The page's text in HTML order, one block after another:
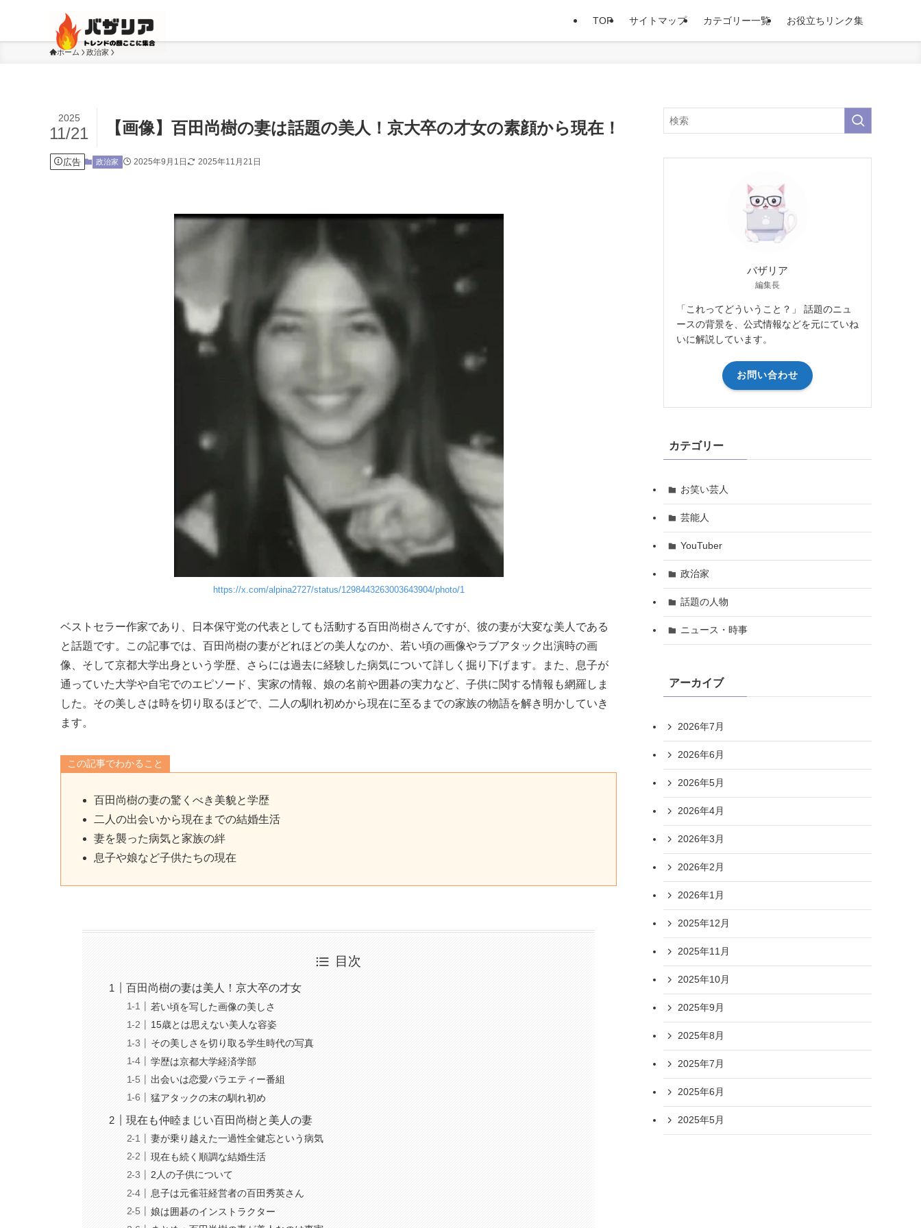
TOP サイトマップ カテゴリー一覧 お役立ちリンク集
ホーム 政治家
【画像】百田尚樹の妻は話題の美人！京大卒の才女の素顔から現在！
2025
11/21
広告 政治家 2025年9月1日 2025年11月21日
https://x.com/alpina2727/status/1298443263003643904/photo/1
ベストセラー作家であり、日本保守党の代表としても活動する百田尚樹さんですが、彼の妻が大変な美人である
と話題です。この記事では、百田尚樹の妻がどれほどの美人なのか、若い頃の画像やラブアタック出演時の画
像、そして京都大学出身という学歴、さらには過去に経験した病気について詳しく掘り下げます。また、息子が
通っていた大学や自宅でのエピソード、実家の情報、娘の名前や囲碁の実力など、子供に関する情報も網羅しま
した。その美しさは時を切り取るほどで、二人の馴れ初めから現在に至るまでの家族の物語を解き明かしていき
ます。
この記事でわかること
百田尚樹の妻の驚くべき美貌と学歴
二人の出会いから現在までの結婚生活
妻を襲った病気と家族の絆
息子や娘など子供たちの現在
目次
百田尚樹の妻は美人！京大卒の才女
若い頃を写した画像の美しさ
15歳とは思えない美人な容姿
その美しさを切り取る学生時代の写真
学歴は京都大学経済学部
出会いは恋愛バラエティー番組
猛アタックの末の馴れ初め
現在も仲睦まじい百田尚樹と美人の妻
妻が乗り越えた一過性全健忘という病気
現在も続く順調な結婚生活
2人の子供について
息子は元雀荘経営者の百田秀英さん
娘は囲碁のインストラクター
バザリア
編集長
「これってどういうこと？」 話題のニュ
ースの背景を、公式情報などを元にていね
いに解説しています。
お問い合わせ
カテゴリー
お笑い芸人
芸能人
YouTuber
政治家
話題の人物
ニュース・時事
アーカイブ
2026年7月
2026年6月
2026年5月
2026年4月
2026年3月
2026年2月
2026年1月
2025年12月
2025年11月
2025年10月
2025年9月
2025年8月
2025年7月
2025年6月
2025年5月